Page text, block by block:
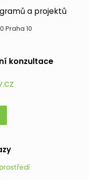
a projektů
Praha 10
konzultace